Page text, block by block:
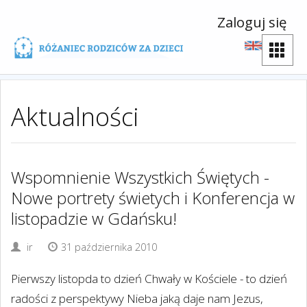
Zaloguj się
Aktualności
Wspomnienie Wszystkich Świętych -
Nowe portrety świetych i Konferencja w
listopadzie w Gdańsku!
ir 31 października 2010
Pierwszy listopda to dzień Chwały w Kościele - to dzień
radości z perspektywy Nieba jaką daje nam Jezus,